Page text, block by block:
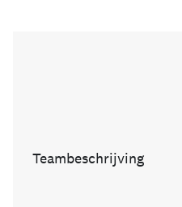
Teambeschrijving